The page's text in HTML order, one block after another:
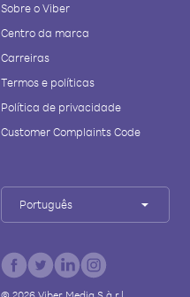
Sobre o Viber
Centro da marca
Carreiras
Termos e políticas
Política de privacidade
Customer Complaints Code
Português